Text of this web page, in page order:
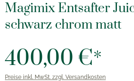
Magimix Entsafter
schwarz chrom matt
400,00 €*
Preise inkl. MwSt. zzgl. Versandkosten